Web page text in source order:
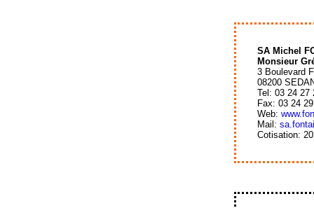
SA Michel
Monsieur
3 Boulevard
08200
Tel: 03 24 27
Fax: 03 24
Web:
Mail:
Cotisation: